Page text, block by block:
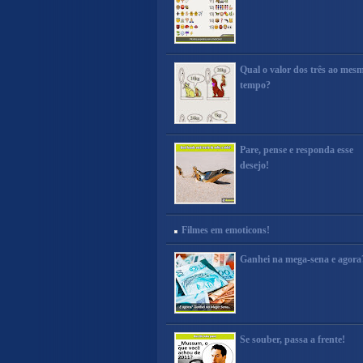
Qual o valor dos três ao
tempo?
Pare, pense e responda esse
desejo!
Filmes em emoticons!
Ganhei na mega-sena e
Se souber, passa a frente!